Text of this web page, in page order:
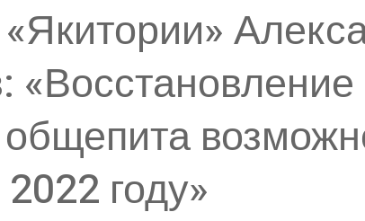
«Восстановление
году»